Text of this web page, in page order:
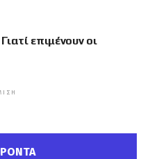
επιμένουν οι